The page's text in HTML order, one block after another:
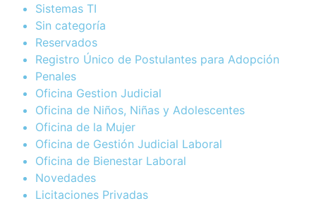
Sistemas TI
Sin categoría
Reservados
Registro Único de Postulantes para Adopción
Penales
Oficina Gestion Judicial
Oficina de Niños, Niñas y Adolescentes
Oficina de la Mujer
Oficina de Gestión Judicial Laboral
Oficina de Bienestar Laboral
Novedades
Licitaciones Privadas